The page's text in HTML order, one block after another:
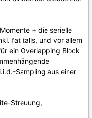
+ die serielle
fat tails, und vor allem
ein Overlapping Block
Sampling aus einer
Streuung,